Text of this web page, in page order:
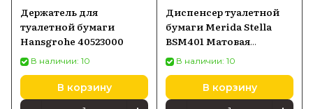
Держатель для
туалетной бумаги
Hansgrohe 40523000
В наличии: 10
В корзину
Диспенсер туалетной
бумаги Merida Stella
BSM401 Матовая
нержавеющая сталь
В наличии: 10
В корзину